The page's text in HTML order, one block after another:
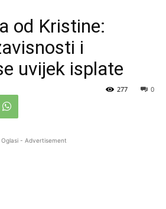
od Kristine:
i
uvijek isplate
0
277
Oglasi - Advertisement